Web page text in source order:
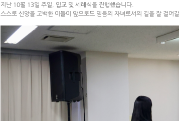
지난 10월 13일 주일, 입교 및 세례식을 진행했습니다.
스스로 신앙을 고백한 이들이 앞으로도 믿음의 자녀로서의 길을 잘 걸어